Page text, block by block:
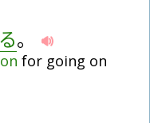
る。
for going on